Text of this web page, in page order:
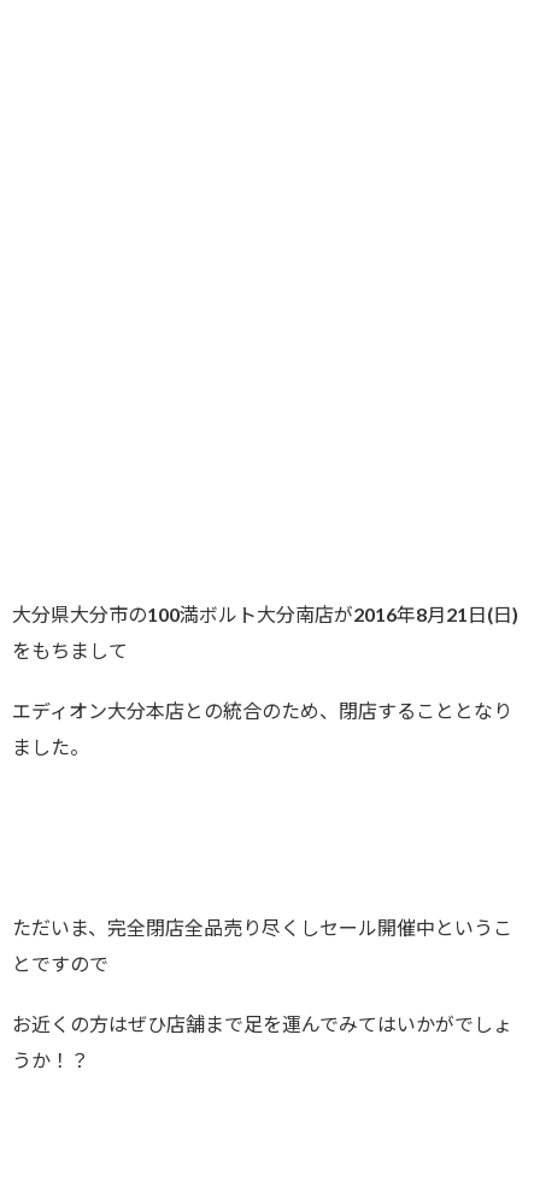
大分県大分市の100満ボルト大分南店が2016年8月21日(日)
をもちまして
エディオン大分本店との統合のため、閉店することとなり
ました。
ただいま、完全閉店全品売り尽くしセール開催中というこ
とですので
お近くの方はぜひ店舗まで足を運んでみてはいかがでしょ
うか！？